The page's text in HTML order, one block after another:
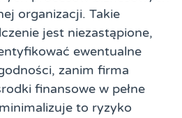
organizacji. Takie
jest niezastąpione,
ewentualne
zanim firma
finansowe w pełne
to ryzyko